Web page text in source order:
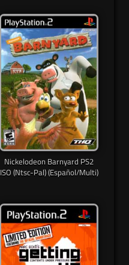
Nickelodeon Barnyard PS2
ISO (Ntsc-Pal) (Español/Multi)